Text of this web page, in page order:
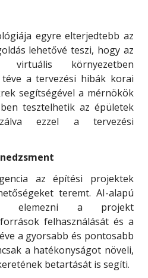
egyre elterjedtebb az
lehetővé teszi, hogy az
virtuális környezetben
a tervezési hibák korai
segítségével a mérnökök
tesztelhetik az épületek
ezzel a tervezési
az építési projektek
teremt. AI-alapú
elemezni a projekt
felhasználását és a
a gyorsabb és pontosabb
a hatékonyságot növeli,
betartását is segíti.